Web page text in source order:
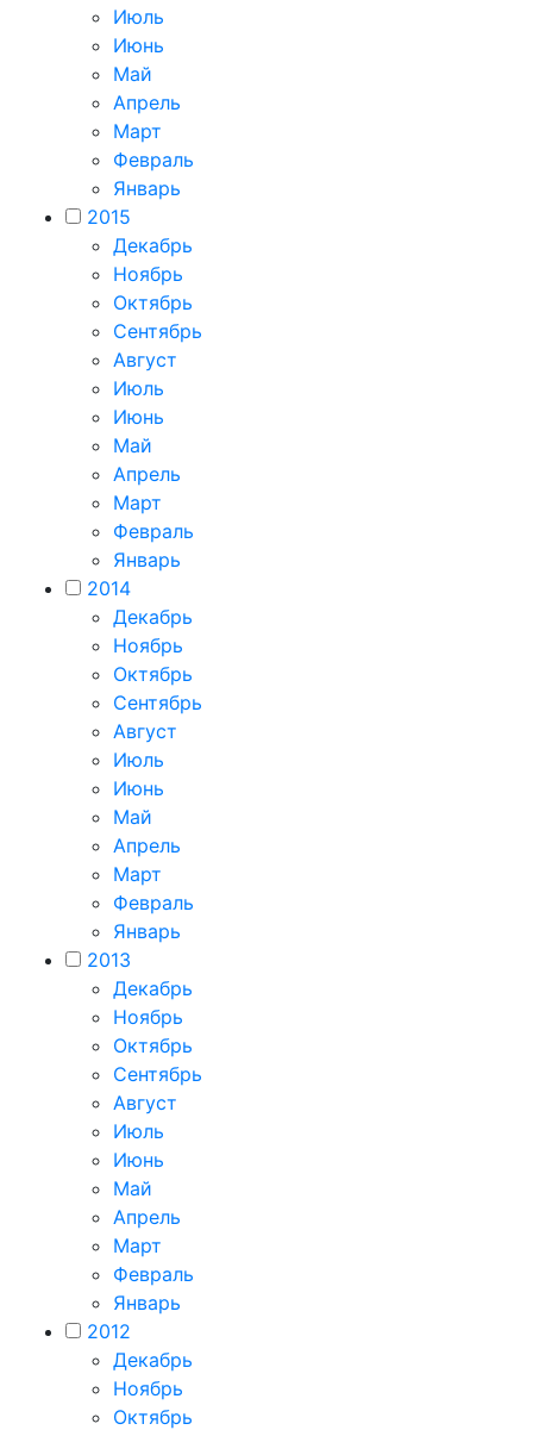
Июль
Июнь
Май
Апрель
Март
Февраль
Январь
2015
Декабрь
Ноябрь
Октябрь
Сентябрь
Август
Июль
Июнь
Май
Апрель
Март
Февраль
Январь
2014
Декабрь
Ноябрь
Октябрь
Сентябрь
Август
Июль
Июнь
Май
Апрель
Март
Февраль
Январь
2013
Декабрь
Ноябрь
Октябрь
Сентябрь
Август
Июль
Июнь
Май
Апрель
Март
Февраль
Январь
2012
Декабрь
Ноябрь
Октябрь